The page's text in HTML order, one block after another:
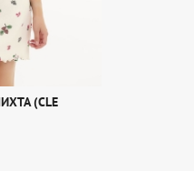
(CLE